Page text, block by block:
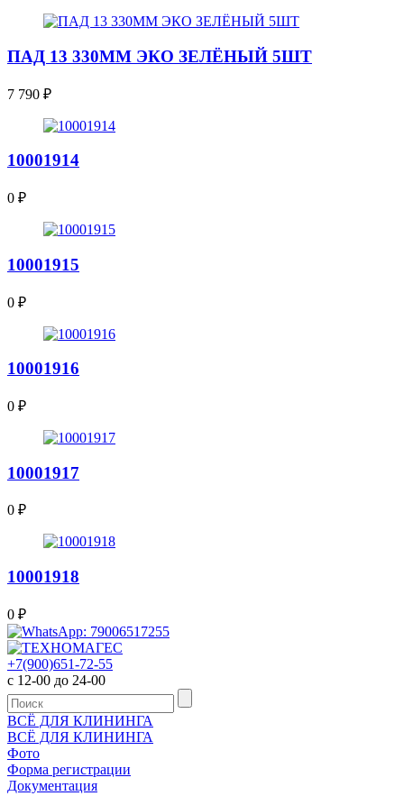
ПАД 13 330ММ ЭКО ЗЕЛЁНЫЙ 5ШТ
7 790 ₽
10001914
0 ₽
10001915
0 ₽
10001916
0 ₽
10001917
0 ₽
10001918
0 ₽
+7(900)651-72-55
с 12-00 до 24-00
ВСЁ ДЛЯ КЛИНИНГА
ВСЁ ДЛЯ КЛИНИНГА
Фото
Форма регистрации
Документация